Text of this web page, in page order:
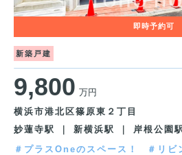
新築戸建
9,800 万円
横浜市港北区篠原東２丁目
妙蓮寺駅 ｜ 新横浜駅 ｜ 岸根公園
＃プラスOneのスペース！
＃リビ